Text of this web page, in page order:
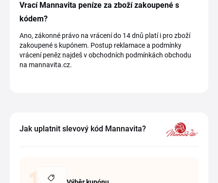
Vrací Mannavita peníze za zboží zakoupené s
kódem?
Ano, zákonné právo na vrácení do 14 dnů platí i pro zboží
zakoupené s kupónem. Postup reklamace a podmínky
vrácení peněz najdeš v obchodních podmínkách obchodu
na mannavita.cz.
Jak uplatnit slevový kód Mannavita?